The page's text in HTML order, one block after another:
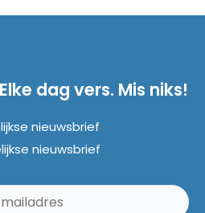
dag vers. Mis niks!
nieuwsbrief
nieuwsbrief